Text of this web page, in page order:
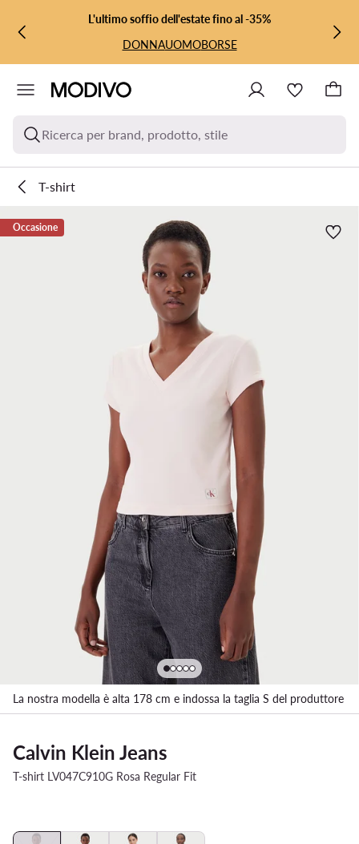
VAI AL CONTENUTO PRINCIPALE
VAI ALLA RICERCAL'ultimo soffio dell'estate fino al -35%
DONNAUOMOBORSE
Ricerca per brand, prodotto, stile
T-shirt
Occasione
La nostra modella è alta 178 cm e indossa la taglia S del produttore
Calvin Klein Jeans
T-shirt LV047C910G Rosa Regular Fit